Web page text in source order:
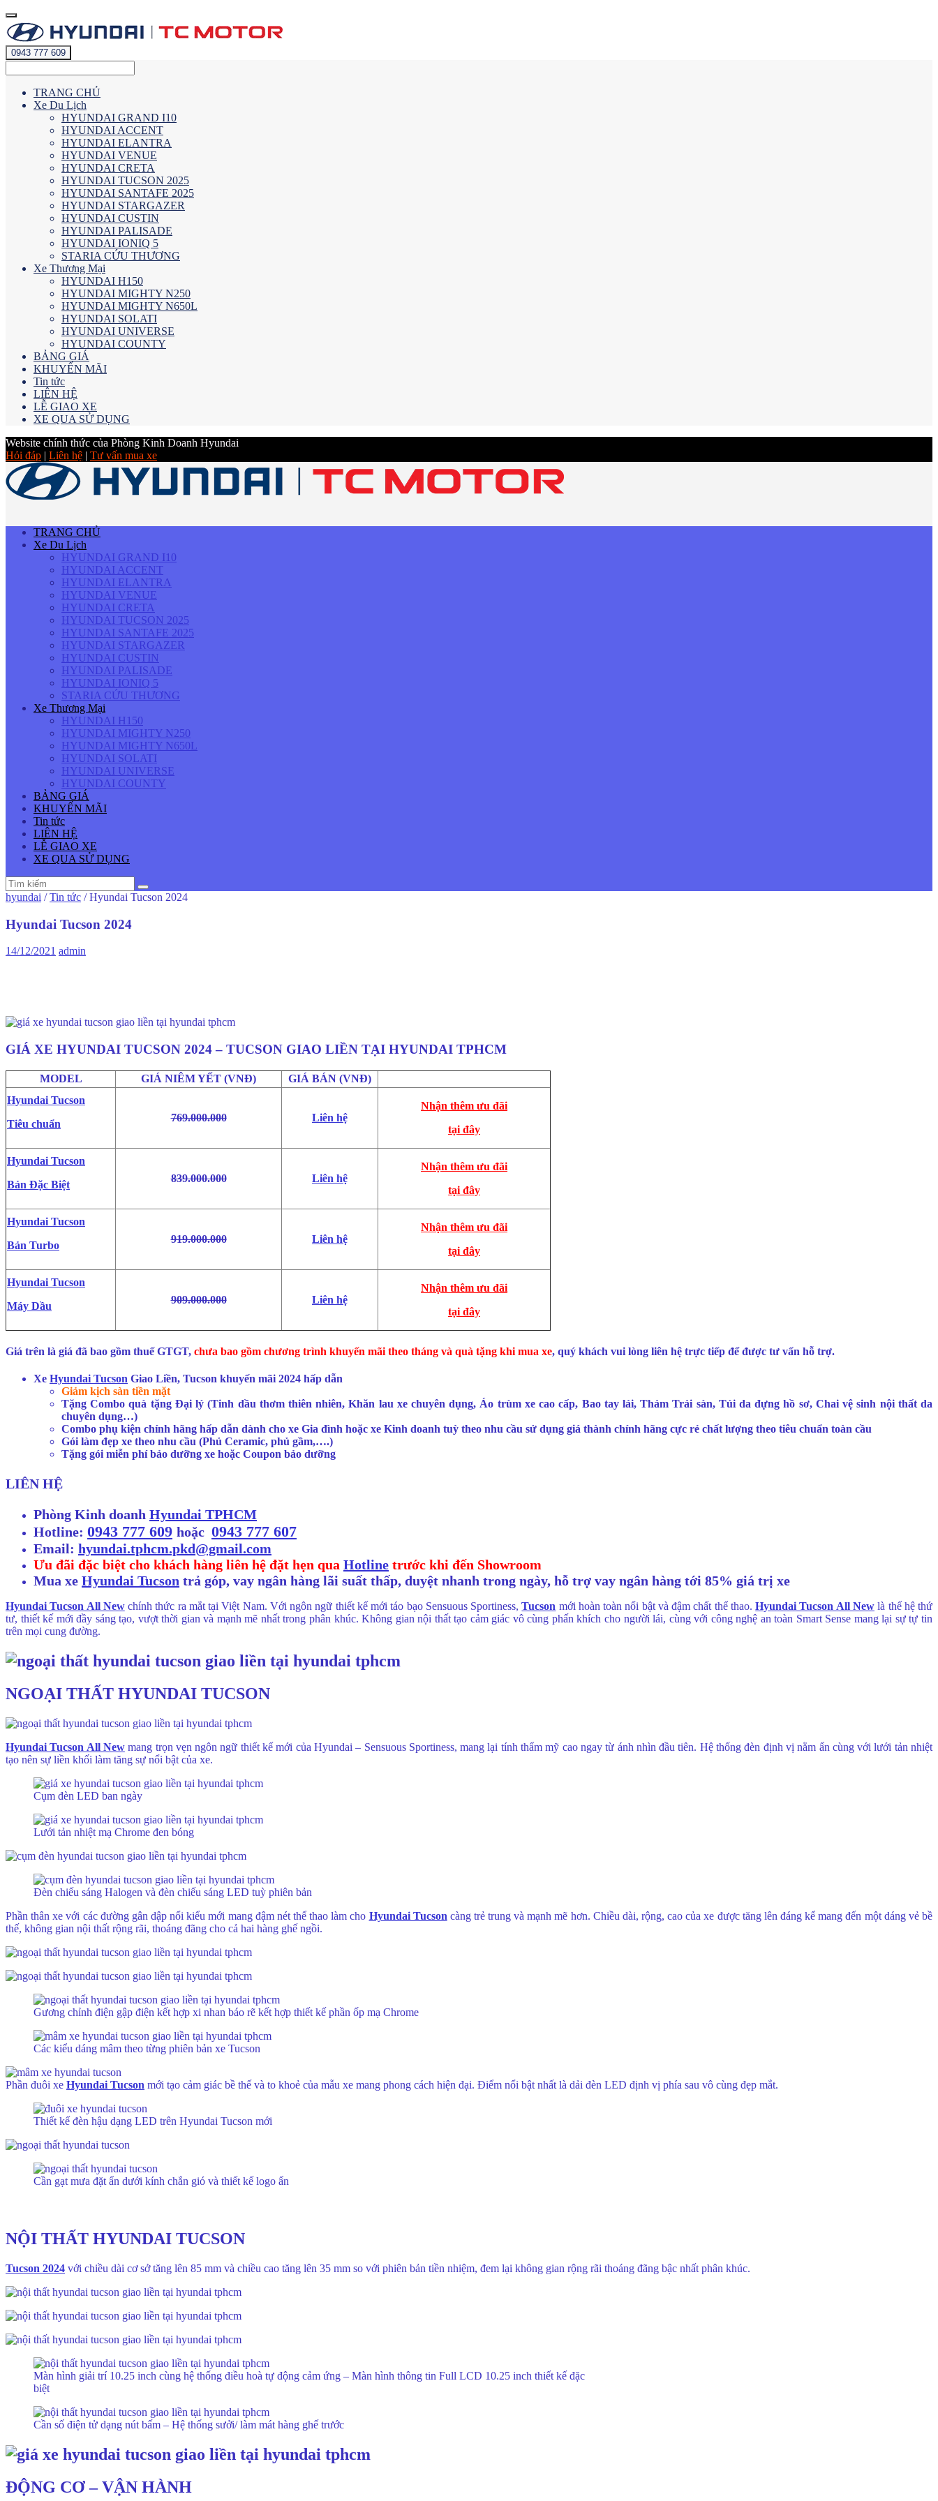
0943 777 609
TRANG CHỦ
Xe Du Lịch
HYUNDAI GRAND I10
HYUNDAI ACCENT
HYUNDAI ELANTRA
HYUNDAI VENUE
HYUNDAI CRETA
HYUNDAI TUCSON 2025
HYUNDAI SANTAFE 2025
HYUNDAI STARGAZER
HYUNDAI CUSTIN
HYUNDAI PALISADE
HYUNDAI IONIQ 5
STARIA CỨU THƯƠNG
Xe Thương Mại
HYUNDAI H150
HYUNDAI MIGHTY N250
HYUNDAI MIGHTY N650L
HYUNDAI SOLATI
HYUNDAI UNIVERSE
HYUNDAI COUNTY
BẢNG GIÁ
KHUYẾN MÃI
Tin tức
LIÊN HỆ
LỄ GIAO XE
XE QUA SỬ DỤNG
Website chính thức của Phòng Kinh Doanh Hyundai
Hỏi đáp | Liên hệ | Tư vấn mua xe
TRANG CHỦ
Xe Du Lịch
HYUNDAI GRAND I10
HYUNDAI ACCENT
HYUNDAI ELANTRA
HYUNDAI VENUE
HYUNDAI CRETA
HYUNDAI TUCSON 2025
HYUNDAI SANTAFE 2025
HYUNDAI STARGAZER
HYUNDAI CUSTIN
HYUNDAI PALISADE
HYUNDAI IONIQ 5
STARIA CỨU THƯƠNG
Xe Thương Mại
HYUNDAI H150
HYUNDAI MIGHTY N250
HYUNDAI MIGHTY N650L
HYUNDAI SOLATI
HYUNDAI UNIVERSE
HYUNDAI COUNTY
BẢNG GIÁ
KHUYẾN MÃI
Tin tức
LIÊN HỆ
LỄ GIAO XE
XE QUA SỬ DỤNG
hyundai /Tin tức /Hyundai Tucson 2024
Hyundai Tucson 2024
14/12/2021 admin
GIÁ XE HYUNDAI TUCSON 2024 – TUCSON GIAO LIỀN TẠI HYUNDAI TPHCM
MODEL GIÁ NIÊM YẾT (VNĐ)
GIÁ BÁN (VNĐ)
Hyundai Tucson
Tiêu chuẩn
769.000.000 Liên hệ
Nhận thêm ưu đãi
tại đây
Hyundai Tucson
Bản Đặc Biệt
839.000.000 Liên hệ
Nhận thêm ưu đãi
tại đây
Hyundai Tucson
Bản Turbo
919.000.000 Liên hệ
Nhận thêm ưu đãi
tại đây
Hyundai Tucson
Máy Dầu
909.000.000 Liên hệ
Nhận thêm ưu đãi
tại đây
Giá trên là giá đã bao gồm thuế GTGT, chưa bao gồm chương trình khuyến mãi theo tháng và quà tặng khi mua xe, quý khách vui lòng liên hệ trực tiếp để được tư vấn hỗ trợ.
Xe Hyundai Tucson Giao Liền, Tucson khuyến mãi 2024 hấp dẫn
Giảm kịch sàn tiền mặt
Tặng Combo quà tặng Đại lý (Tinh dầu thơm thiên nhiên, Khăn lau xe chuyên dụng, Áo trùm xe cao cấp, Bao tay lái, Thảm Trải sàn, Túi da đựng hồ sơ, Chai vệ sinh nội thất da
chuyên dụng…)
Combo phụ kiện chính hãng hấp dẫn dành cho xe Gia đình hoặc xe Kinh doanh tuỳ theo nhu cầu sử dụng giá thành chính hãng cực rẻ chất lượng theo tiêu chuẩn toàn cầu
Gói làm đẹp xe theo nhu cầu (Phủ Ceramic, phủ gầm,….)
Tặng gói miễn phí bảo dưỡng xe hoặc Coupon bảo dưỡng
LIÊN HỆ
Phòng Kinh doanh Hyundai TPHCM
Hotline: 0943 777 609 hoặc 0943 777 607
Email: hyundai.tphcm.pkd@gmail.com
Ưu đãi đặc biệt cho khách hàng liên hệ đặt hẹn qua Hotline trước khi đến Showroom
Mua xe Hyundai Tucson trả góp, vay ngân hàng lãi suất thấp, duyệt nhanh trong ngày, hỗ trợ vay ngân hàng tới 85% giá trị xe
Hyundai Tucson All Newchính thức ra mắt tại Việt Nam. Với ngôn ngữ thiết kế mới táo bạo Sensuous Sportiness,Tucson mới hoàn toàn nổi bật và đậm chất thể thao.Hyundai Tucson All New là thế hệ thứ
tư, thiết kế mới đầy sáng tạo, vượt thời gian và mạnh mẽ nhất trong phân khúc. Không gian nội thất tạo cảm giác vô cùng phấn khích cho người lái, cùng với công nghệ an toàn Smart Sense mang lại sự tự tin
trên mọi cung đường.
NGOẠI THẤT HYUNDAI TUCSON
Hyundai Tucson All Newmang trọn vẹn ngôn ngữ thiết kế mới của Hyundai – Sensuous Sportiness, mang lại tính thẩm mỹ cao ngay từ ánh nhìn đầu tiên. Hệ thống đèn định vị nằm ẩn cùng với lưới tản nhiệt
tạo nên sự liền khối làm tăng sự nổi bật của xe.
Cụm đèn LED ban ngày
Lưới tản nhiệt mạ Chrome đen bóng
Đèn chiếu sáng Halogen và đèn chiếu sáng LED tuỳ phiên bản
Phần thân xe với các đường gân dập nổi kiểu mới mang đậm nét thể thao làm cho Hyundai Tucson càng trẻ trung và mạnh mẽ hơn. Chiều dài, rộng, cao của xe được tăng lên đáng kể mang đến một dáng vẻ bề
thế, không gian nội thất rộng rãi, thoáng đãng cho cả hai hàng ghế ngồi.
Gương chỉnh điện gập điện kết hợp xi nhan báo rẽ kết hợp thiết kế phần ốp mạ Chrome
Các kiểu dáng mâm theo từng phiên bản xe Tucson
Phần đuôi xe Hyundai Tucson mới tạo cảm giác bề thế và to khoẻ của mẫu xe mang phong cách hiện đại. Điểm nổi bật nhất là dải đèn LED định vị phía sau vô cùng đẹp mắt.
Thiết kế đèn hậu dạng LED trên Hyundai Tucson mới
Cần gạt mưa đặt ẩn dưới kính chắn gió và thiết kế logo ẩn
NỘI THẤT HYUNDAI TUCSON
Tucson 2024 với chiều dài cơ sở tăng lên 85 mm và chiều cao tăng lên 35 mm so với phiên bản tiền nhiệm, đem lại không gian rộng rãi thoáng đãng bậc nhất phân khúc.
Màn hình giải trí 10.25 inch cùng hệ thống điều hoà tự động cảm ứng – Màn hình thông tin Full LCD 10.25 inch thiết kế đặc
biệt
Cần số điện tử dạng nút bấm – Hệ thống sưởi/ làm mát hàng ghế trước
ĐỘNG CƠ – VẬN HÀNH